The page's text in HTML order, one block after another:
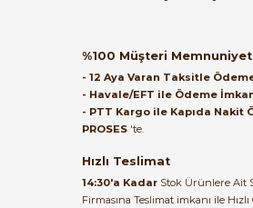
Satıcı ilgili ve çok yardım severdi
bundan mehmet bey ilgi ve
alakası için teşekkür ederim
22/06/2026
ABB 2 Kutup 6A Otomatik Sigorta C Tipi
1.645,77
ABB 1 Kutup 10A Otomatik Sigorta C Tipi
%100 Müşteri
- 12 Aya Varan Taksitle
- Havale/EFT ile Ödeme
- PTT Kargo ile Kapıda Nakit
PROSES 'te.
Hızlı Teslimat
14:30'a Kadar Stok Ürünlere Ait
Firmasına Teslimat imkanı ile